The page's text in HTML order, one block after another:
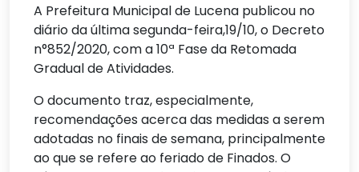
A Prefeitura Municipal de Lucena publicou no
diário da última segunda-feira,19/10, o Decreto
n°852/2020, com a 10ª Fase da Retomada
Gradual de Atividades.
O documento traz, especialmente,
recomendações acerca das medidas a serem
adotadas no finais de semana, principalmente
ao que se refere ao feriado de Finados. O